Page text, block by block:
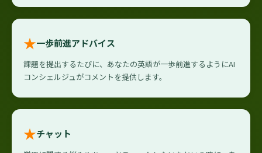
★一歩前進アドバイス
課題を提出するたびに、あなたの英語が一歩前進するようにAI
コンシェルジュがコメントを提供します。
★チャット